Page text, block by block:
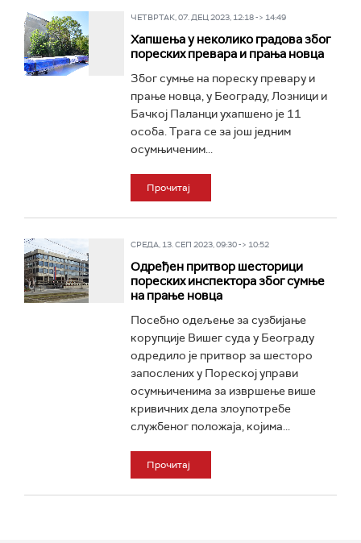
ЧЕТВРТАК, 07. ДЕЦ 2023, 12:18 -> 14:49
Хапшења у неколико градова због
пореских превара и прања новца
Због сумње на пореску превару и
прање новца, у Београду, Лозници и
Бачкој Паланци ухапшено је 11
особа. Трага се за још једним
осумњиченим...
Прочитај
СРЕДА, 13. СЕП 2023, 09:30 -> 10:52
Одређен притвор шесторици
пореских инспектора због сумње
на прање новца
Посебно одељење за сузбијање
корупције Вишег суда у Београду
одредило је притвор за шесторо
запослених у Пореској управи
осумњиченима за извршење више
кривичних дела злоупотребе
службеног положаја, којима...
Прочитај